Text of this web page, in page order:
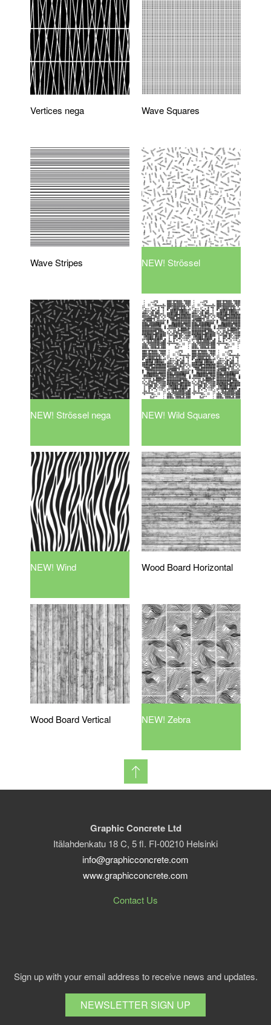
Vertices nega Wave Squares
Wave Stripes NEW! Strössel
NEW! Strössel nega NEW! Wild Squares
NEW! Wind Wood Board Horizontal
Wood Board Vertical NEW! Zebra
Graphic Concrete Ltd
Itälahdenkatu 18 C, 5 fl. FI-00210 Helsinki
info@graphicconcrete.com
www.graphicconcrete.com
Contact Us
Sign up with your email address to receive news and updates.
NEWSLETTER SIGN UP